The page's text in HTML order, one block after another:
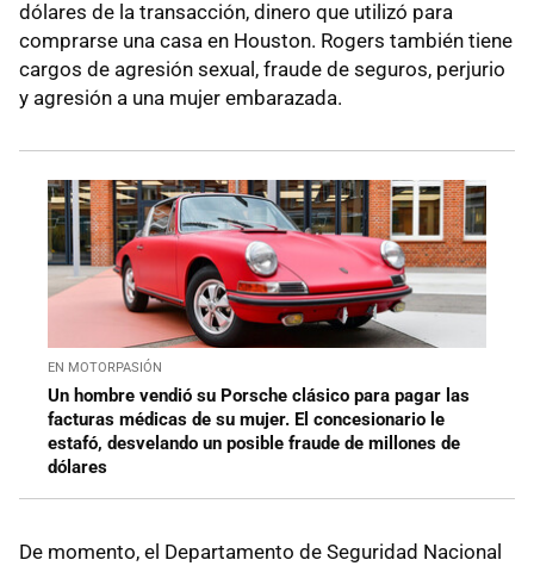
dólares de la transacción, dinero que utilizó para
comprarse una casa en Houston. Rogers también tiene
cargos de agresión sexual, fraude de seguros, perjurio
y agresión a una mujer embarazada.
EN MOTORPASIÓN
Un hombre vendió su Porsche clásico para pagar las
facturas médicas de su mujer. El concesionario le
estafó, desvelando un posible fraude de millones de
dólares
De momento, el Departamento de Seguridad Nacional